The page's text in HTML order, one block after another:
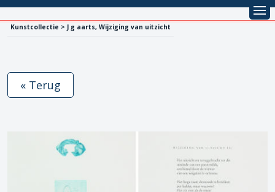
Kunstcollectie > J g aarts, Wijziging van uitzicht
« Terug